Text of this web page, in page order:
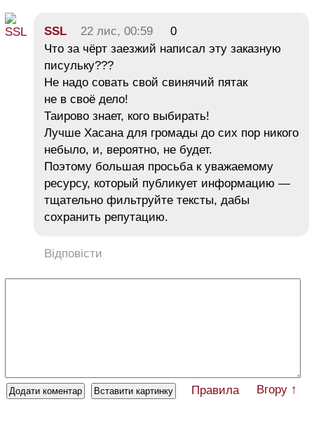
SSL 22 лис, 00:59
0
Что за чёрт заезжий написал эту заказную
писульку???
Не надо совать свой свинячий пятак
не в своё дело!
Таирово знает, кого выбирать!
Лучше Хасана для громады до сих пор никого
небыло, и, вероятно, не будет.
Поэтому большая просьба к уважаемому
ресурсу, который публикует информацию —
тщательно фильтруйте тексты, дабы
сохранить репутацию.
Відповісти
Правила Вгору ↑